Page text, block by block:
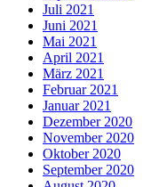
Juli 2021
Juni 2021
Mai 2021
April 2021
März 2021
Februar 2021
Januar 2021
Dezember 2020
November 2020
Oktober 2020
September 2020